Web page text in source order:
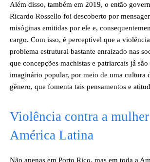
Além disso, também em 2019, o então
Ricardo Rossello foi descoberto por
misóginas emitidas por ele e,
cargo. Com isso, é perceptível que a
problema estrutural bastante enraizado nas
que concepções machistas e patriarcais já
imaginário popular, por meio de uma cultura
gênero, que fomenta tais pensamentos e
Violência contra a
América Latina
Não apenas em Porto Rico, mas em toda a